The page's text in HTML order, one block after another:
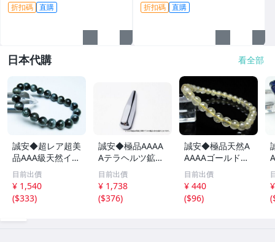
翡翠
折扣碼 直購
底
折扣碼 直購
日本代購 看全部
誠安◆超レア超美
品AAA級天然イー
グルアイブレスレ
ット 10mm [T15
6-6923]
目前出價
¥ 1,540
($333)
誠安◆極品AAAA
Aテラヘルツ鉱石
マッサージ棒サイ
ズ：小[T557-215
1]
目前出價
¥ 1,738
($376)
誠安◆極品天然A
AAAAゴールドタ
イチンルチルブレ
スレット 6mm [T
171-7937]
目前出價
¥ 440
($96)
(